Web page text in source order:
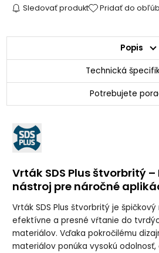
Sledovať produkt Pridať do
Popis
Technická
Potrebujete
Vrták SDS Plus štvorbritý
nástroj pre náročné
Vrták SDS Plus štvorbritý je
efektívne a presné vŕtanie do
materiálov. Vďaka pokročilému
materiálov ponúka vysokú odolnosť,